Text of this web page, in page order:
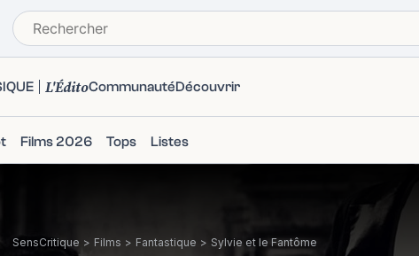
L'ÉditoCommunautéDécouvrir
Films 2026 Tops Listes
SensCritique > Films > Fantastique > Sylvie et le Fantôme